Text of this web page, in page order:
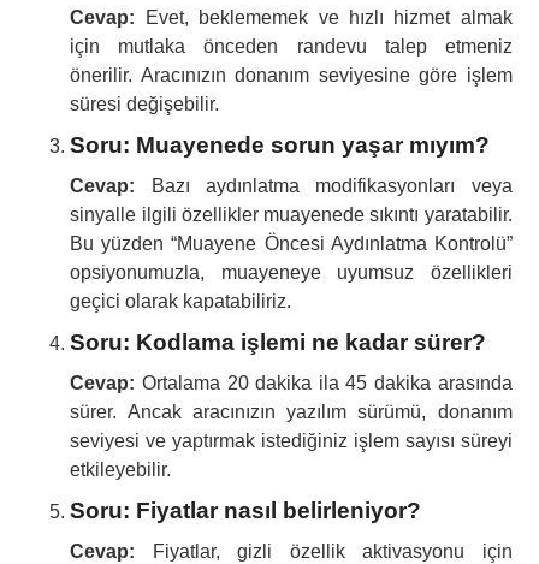
Cevap: Evet, beklememek ve hızlı hizmet almak
için mutlaka önceden randevu talep etmeniz
önerilir. Aracınızın donanım seviyesine göre işlem
süresi değişebilir.
Soru: Muayenede sorun yaşar mıyım?
Cevap: Bazı aydınlatma modifikasyonları veya
sinyalle ilgili özellikler muayenede sıkıntı yaratabilir.
Bu yüzden “Muayene Öncesi Aydınlatma Kontrolü”
opsiyonumuzla, muayeneye uyumsuz özellikleri
geçici olarak kapatabiliriz.
Soru: Kodlama işlemi ne kadar sürer?
Cevap: Ortalama 20 dakika ila 45 dakika arasında
sürer. Ancak aracınızın yazılım sürümü, donanım
seviyesi ve yaptırmak istediğiniz işlem sayısı süreyi
etkileyebilir.
Soru: Fiyatlar nasıl belirleniyor?
Cevap: Fiyatlar, gizli özellik aktivasyonu için